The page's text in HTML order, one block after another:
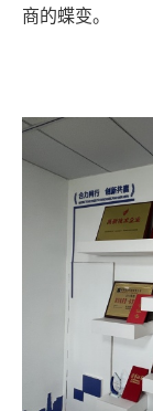
商的蝶变。